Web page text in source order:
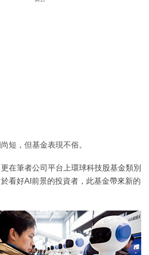
短，但基金表現不俗。
在筆者公司平台上環球科技股基金類別
看好AI前景的投資者，此基金帶來新的